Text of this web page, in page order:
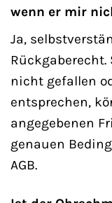
wenn er mir
Ja,
nicht gefallen
entsprechen,
angegebenen
genauen
AGB.